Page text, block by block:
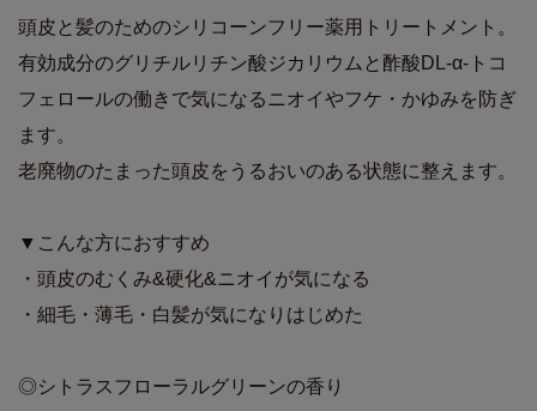
頭皮と髪のためのシリコーンフリー薬用トリートメント。
有効成分のグリチルリチン酸ジカリウムと酢酸DL-α-トコ
フェロールの働きで気になるニオイやフケ・かゆみを防ぎ
ます。
老廃物のたまった頭皮をうるおいのある状態に整えます。
▼こんな方におすすめ
・頭皮のむくみ&硬化&ニオイが気になる
・細毛・薄毛・白髪が気になりはじめた
◎シトラスフローラルグリーンの香り